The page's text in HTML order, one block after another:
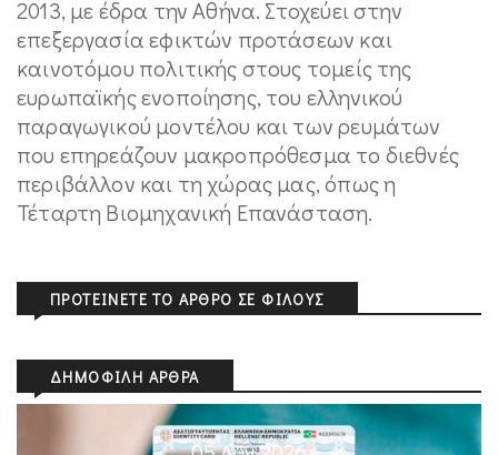
2013, με έδρα την Αθήνα. Στοχεύει στην
επεξεργασία εφικτών προτάσεων και
καινοτόμου πολιτικής στους τομείς της
ευρωπαϊκής ενοποίησης, του ελληνικού
παραγωγικού μοντέλου και των ρευμάτων
που επηρεάζουν μακροπρόθεσμα το διεθνές
περιβάλλον και τη χώρας μας, όπως η
Τέταρτη Βιομηχανική Επανάσταση.
ΠΡΟΤΕΊΝΕΤΕ ΤΟ ΆΡΘΡΟ ΣΕ ΦΊΛΟΥΣ
ΔΗΜΟΦΙΛΉ ΆΡΘΡΑ